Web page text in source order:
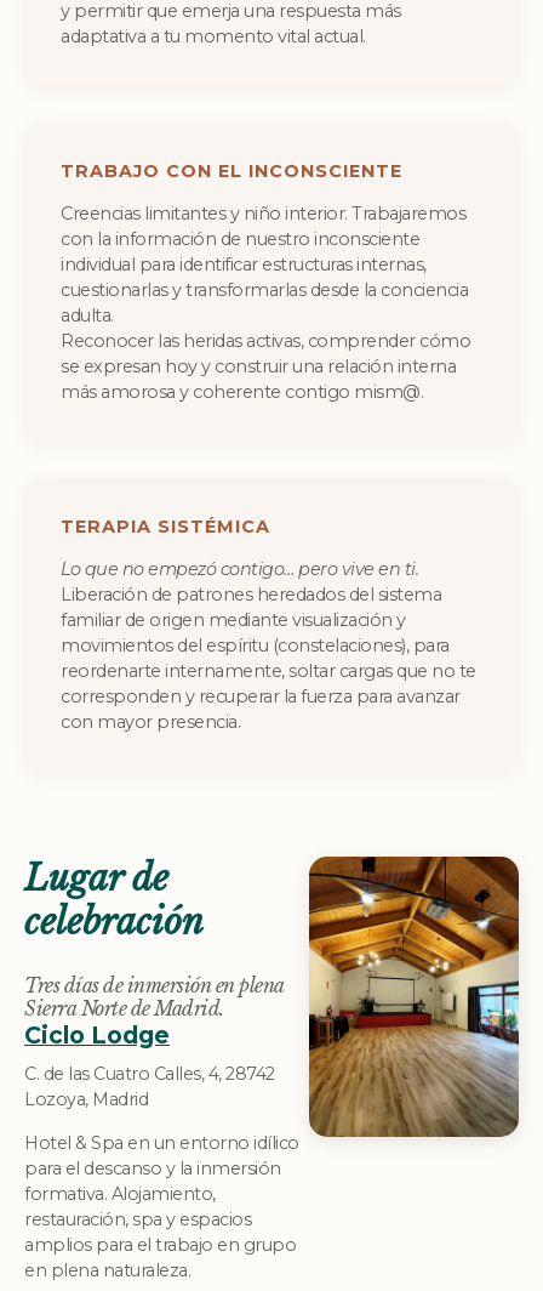
y permitir que emerja una respuesta más
adaptativa a tu momento vital actual.
TRABAJO CON EL INCONSCIENTE
Creencias limitantes y niño interior. Trabajaremos
con la información de nuestro inconsciente
individual para identificar estructuras internas,
cuestionarlas y transformarlas desde la conciencia
adulta.
Reconocer las heridas activas, comprender cómo
se expresan hoy y construir una relación interna
más amorosa y coherente contigo mism@.
TERAPIA SISTÉMICA
Lo que no empezó contigo… pero vive en ti.
Liberación de patrones heredados del sistema
familiar de origen mediante visualización y
movimientos del espíritu (constelaciones), para
reordenarte internamente, soltar cargas que no te
corresponden y recuperar la fuerza para avanzar
con mayor presencia.
Lugar de
celebración
Tres días de inmersión en plena
Sierra Norte de Madrid.
Ciclo Lodge
C. de las Cuatro Calles, 4, 28742
Lozoya, Madrid
Hotel & Spa en un entorno idílico
para el descanso y la inmersión
formativa. Alojamiento,
restauración, spa y espacios
amplios para el trabajo en grupo
en plena naturaleza.